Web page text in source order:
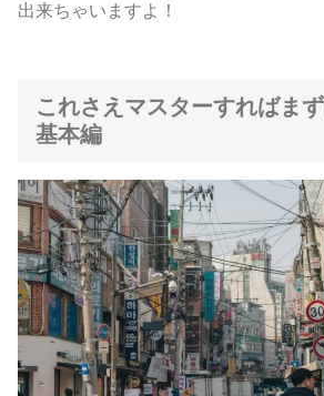
出来ちゃいますよ！
これさえマスターすればま
基本編